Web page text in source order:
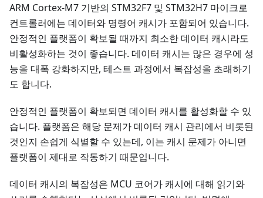
ARM Cortex-M7 기반의 STM32F7 및 STM32H7 마이크로
컨트롤러에는 데이터와 명령어 캐시가 포함되어 있습니다.
안정적인 플랫폼이 확보될 때까지 최소한 데이터 캐시라도
비활성화하는 것이 좋습니다. 데이터 캐시는 많은 경우에 성
능을 대폭 강화하지만, 테스트 과정에서 복잡성을 초래하기
도 합니다.
안정적인 플랫폼이 확보되면 데이터 캐시를 활성화할 수 있
습니다. 플랫폼은 해당 문제가 데이터 캐시 관리에서 비롯된
것인지 손쉽게 식별할 수 있는데, 이는 캐시 문제가 아니면
플랫폼이 제대로 작동하기 때문입니다.
데이터 캐시의 복잡성은 MCU 코어가 캐시에 대해 읽기와